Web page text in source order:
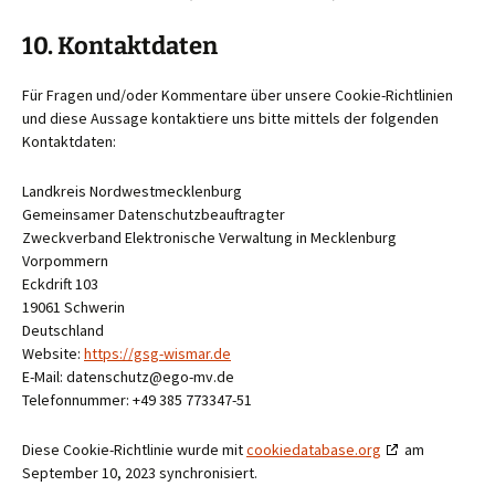
10. Kontaktdaten
Für Fragen und/oder Kommentare über unsere Cookie-Richtlinien
und diese Aussage kontaktiere uns bitte mittels der folgenden
Kontaktdaten:
Landkreis Nordwestmecklenburg
Gemeinsamer Datenschutzbeauftragter
Zweckverband Elektronische Verwaltung in Mecklenburg
Vorpommern
Eckdrift 103
19061 Schwerin
Deutschland
Website: https://gsg-wismar.de
E-Mail: datenschutz@ego-mv.de
Telefonnummer: +49 385 773347-51
Diese Cookie-Richtlinie wurde mitcookiedatabase.org
am
September 10, 2023 synchronisiert.